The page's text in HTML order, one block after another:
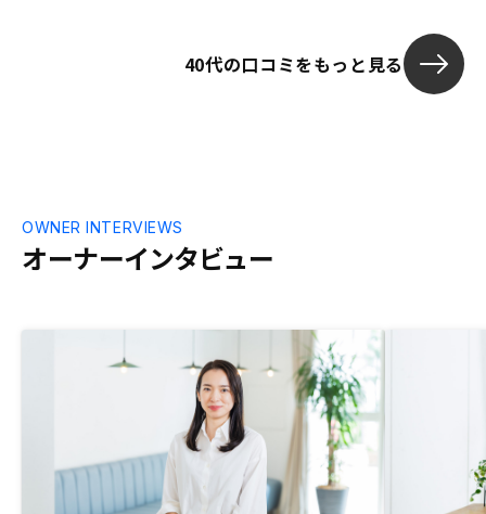
も知れません
だと思います
付金目安など
40代の口コミをもっと見る
オーナーインタビュー
OWNER INTERVIEWS